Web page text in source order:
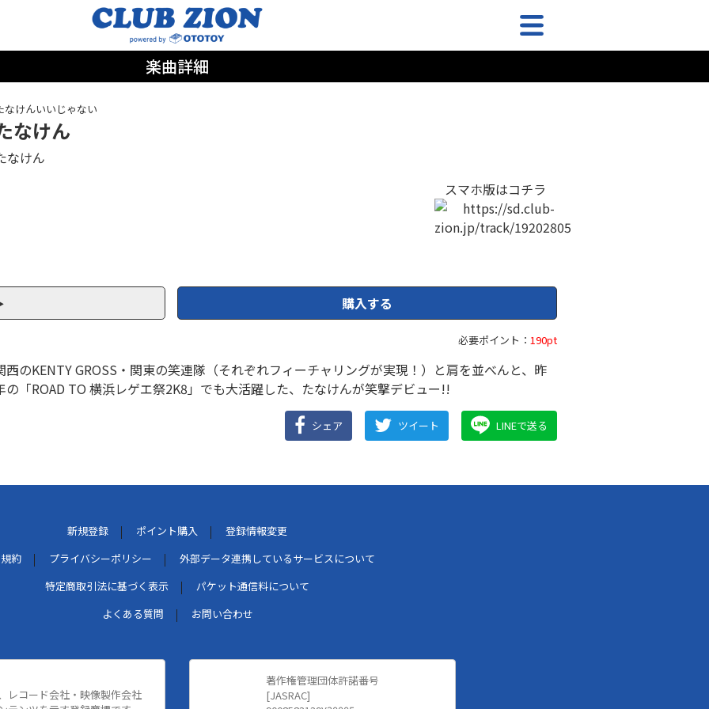
楽曲詳細
なけんいいじゃない
なけん
なけん
スマホ版はコチラ
購入する
必要ポイント： 190pt
西のKENTY GROSS・関東の笑連隊（それぞれフィーチャリングが実現！）と肩を並べんと、昨
の「ROAD TO 横浜レゲエ祭2K8」でも大活躍した、たなけんが笑撃デビュー!!
シェア ツイート LINEで送る
新規登録 ポイント購入
登録情報変更
約
プライバシーポリシー
外部データ連携しているサービスについて
特定商取引法に基づく表示
パケット通信料について
よくある質問
お問い合わせ
レコード会社・映像製作会社
著作権管理団体許諾番号
[JASRAC]